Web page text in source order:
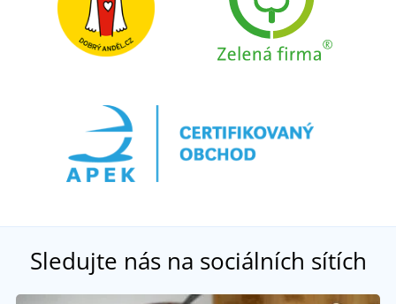
Sledujte nás na sociálních sítích